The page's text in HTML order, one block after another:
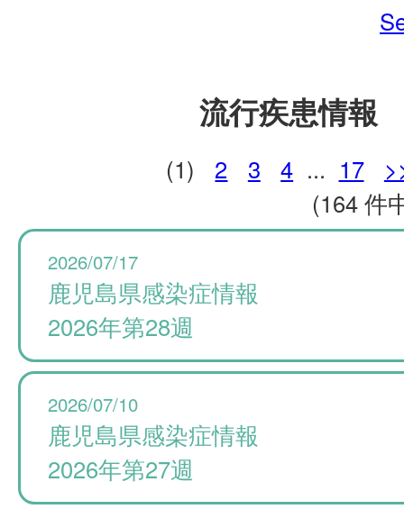
流行疾患情報
(1) 2 3 4 ... 17
(164 件
2026/07/17
鹿児島県感染症情報
2026年第28週
2026/07/10
鹿児島県感染症情報
2026年第27週